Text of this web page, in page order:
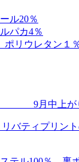
ル20％
パカ4％
リウレタン１
格 9月中上が
バティプリン